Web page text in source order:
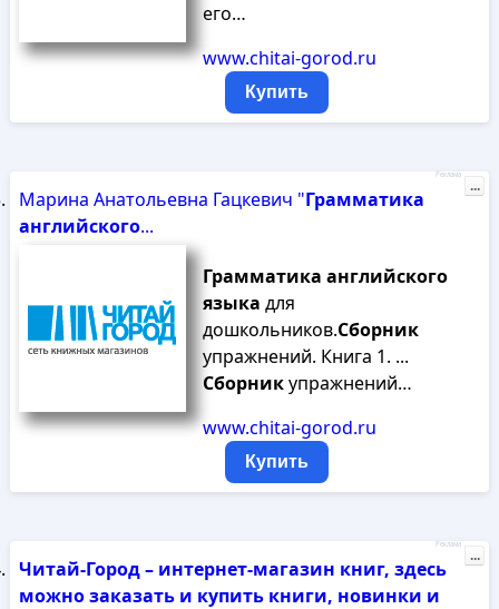
его…
www.chitai-gorod.ru
Купить
Марина Анатольевна Гацкевич "Грамматика
английского...
Грамматика английского
языка для
дошкольников.Сборник
упражнений. Книга 1. ...
Сборникупражнений…
www.chitai-gorod.ru
Купить
Реклама
...
Читай-Город – интернет-магазин книг, здесь
можно заказать и купить книги, новинки и
Реклама
...